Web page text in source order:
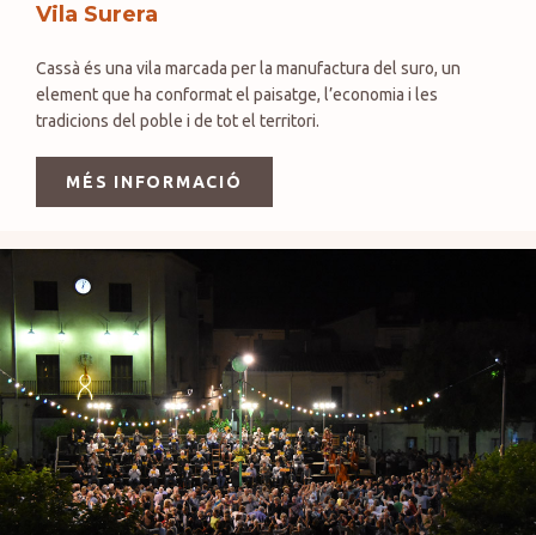
Vila Surera
Cassà és una vila marcada per la manufactura del suro, un
element que ha conformat el paisatge, l’economia i les
tradicions del poble i de tot el territori.
MÉS INFORMACIÓ